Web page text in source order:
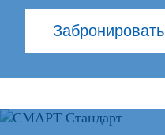
Забронировать